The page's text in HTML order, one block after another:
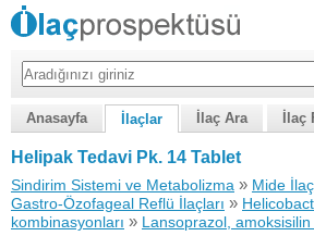
Anasayfa İlaçlar İlaç Ara İlaç
Helipak Tedavi Pk. 14 Tablet
Sindirim Sistemi ve Metabolizma » Mide
Gastro-Özofageal Reflü İlaçları »
kombinasyonları » Lansoprazol,